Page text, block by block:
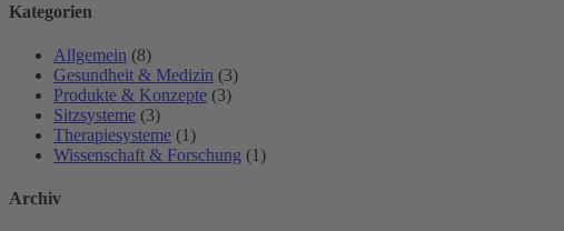
Kategorien
Allgemein (8)
Gesundheit & Medizin (3)
Produkte & Konzepte (3)
Sitzsysteme (3)
Therapiesysteme (1)
Wissenschaft & Forschung (1)
Archiv